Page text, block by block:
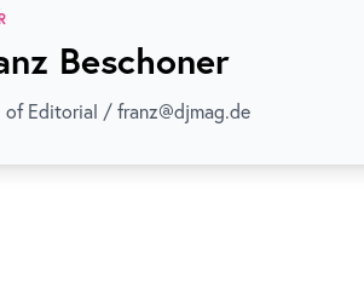
Beschoner
of Editorial / franz@djmag.de